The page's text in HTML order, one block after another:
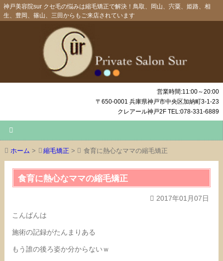
神戸美容院sur クセ毛の悩みは縮毛矯正で解決！鳥取、岡山、宍粟、姫路、相
生、豊岡、篠山、三田からもご来店されています
営業時間:11:00～20:00
〒650-0001 兵庫県神戸市中央区加納町3-1-23
クレアール神戸2F TEL:078-331-6889
ホーム > 縮毛矯正 > 食育に熱心なママの縮毛矯正
食育に熱心なママの縮毛矯正
2017年01月07日
こんばんは
施術の記録がたんまりある
もう誰の後ろ姿か分からないｗ